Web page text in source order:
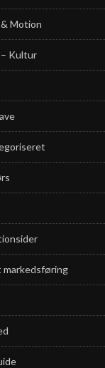
Motion
Kultur